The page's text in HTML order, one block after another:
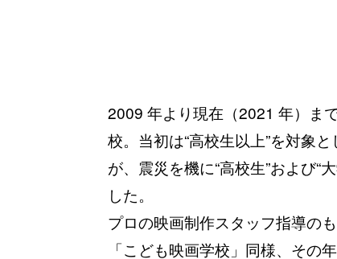
2009 年より現在（2021 年）ま
校。当初は“高校生以上”を対象
が、震災を機に“高校生”および“
した。
プロの映画制作スタッフ指導の
「こども映画学校」同様、その